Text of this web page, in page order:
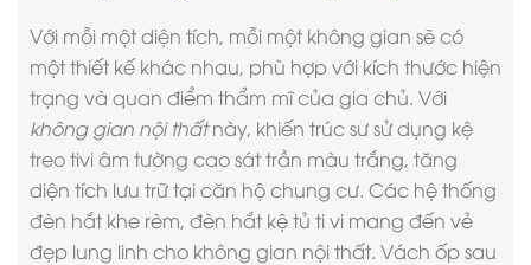
Với mỗi một diện tích, mỗi một không gian sẽ có
một thiết kế khác nhau, phù hợp với kích thước hiện
trạng và quan điểm thẩm mĩ của gia chủ. Với
không gian nội thấtnày, khiến trúc sư sử dụng kệ
treo tivi âm tường cao sát trần màu trắng, tăng
diện tích lưu trữ tại căn hộ chung cư. Các hệ thống
đèn hắt khe rèm, đèn hắt kệ tủ ti vi mang đến vẻ
đẹp lung linh cho không gian nội thất. Vách ốp sau